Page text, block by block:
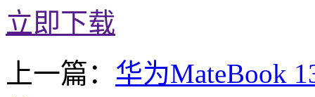
立即下载
上一篇： 华为MateBook